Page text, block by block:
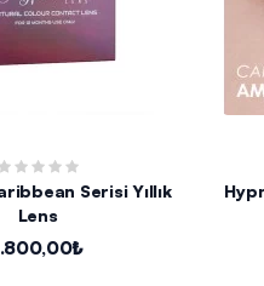
Serisi Yıllık
Lens